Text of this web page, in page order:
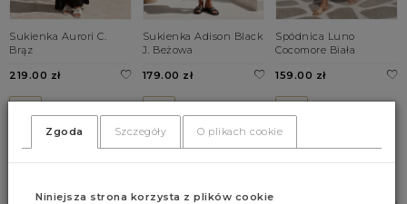
Sukienka Aurori C.
Brąz
219.00 zł
Sukienka Adison Black
J. Beżowa
179.00 zł
Spódnica Luno
Cocomore Biała
159.00 zł
BESTSELLERY
Zgoda Szczegóły O plikach cookie
Niniejsza strona korzysta z plików cookie